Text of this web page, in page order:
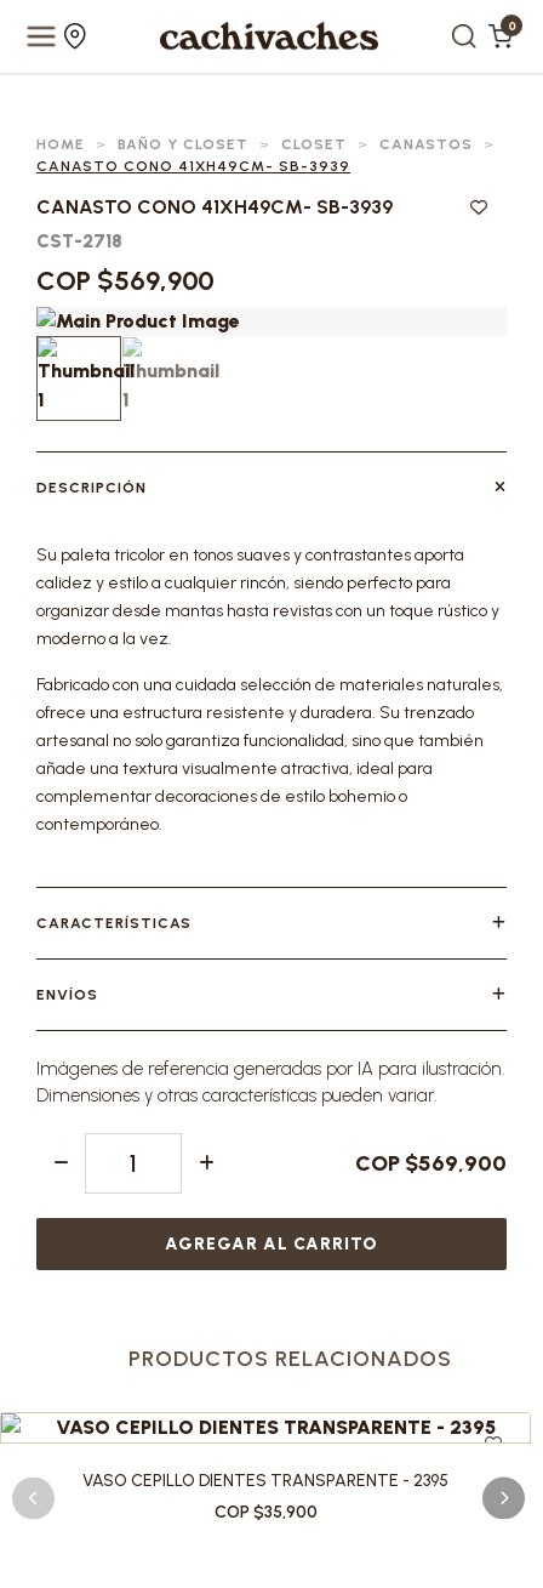
0
HOME > BAÑO Y CLOSET > CLOSET > CANASTOS
>
CANASTO CONO 41XH49CM- SB-3939
CANASTO CONO 41XH49CM- SB-3939
CST-2718
COP $569,900
DESCRIPCIÓN
Su paleta tricolor en tonos suaves y contrastantes aporta
calidez y estilo a cualquier rincón, siendo perfecto para
organizar desde mantas hasta revistas con un toque rústico y
moderno a la vez.
Fabricado con una cuidada selección de materiales naturales,
ofrece una estructura resistente y duradera. Su trenzado
artesanal no solo garantiza funcionalidad, sino que también
añade una textura visualmente atractiva, ideal para
complementar decoraciones de estilo bohemio o
contemporáneo.
CARACTERÍSTICAS
ENVÍOS
Imágenes de referencia generadas por IA para ilustración.
Dimensiones y otras características pueden variar.
COP $569,900
AGREGAR AL CARRITO
PRODUCTOS RELACIONADOS
VASO CEPILLO DIENTES TRANSPARENTE - 2395
COP $35,900